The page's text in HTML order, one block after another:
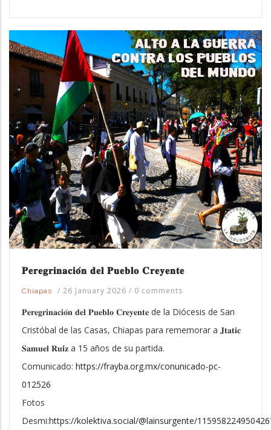
𝐏𝐞𝐫𝐞𝐠𝐫𝐢𝐧𝐚𝐜𝐢𝐨́𝐧 𝐝𝐞𝐥 𝐏𝐮𝐞𝐛𝐥𝐨 𝐂𝐫𝐞𝐲𝐞𝐧𝐭𝐞
Chiapas / 26 January 2026 / 0 comments
𝐏𝐞𝐫𝐞𝐠𝐫𝐢𝐧𝐚𝐜𝐢𝐨́𝐧 𝐝𝐞𝐥 𝐏𝐮𝐞𝐛𝐥𝐨 𝐂𝐫𝐞𝐲𝐞𝐧𝐭𝐞 de la Diócesis de San
Cristóbal de las Casas, Chiapas para rememorar a 𝐉𝐭𝐚𝐭𝐢𝐜
𝐒𝐚𝐦𝐮𝐞𝐥 𝐑𝐮𝐢́𝐳 a 15 años de su partida.
Comunicado: https://frayba.org.mx/conunicado-pc-
012526
Fotos
Desmi:https://kolektiva.social/@lainsurgente/